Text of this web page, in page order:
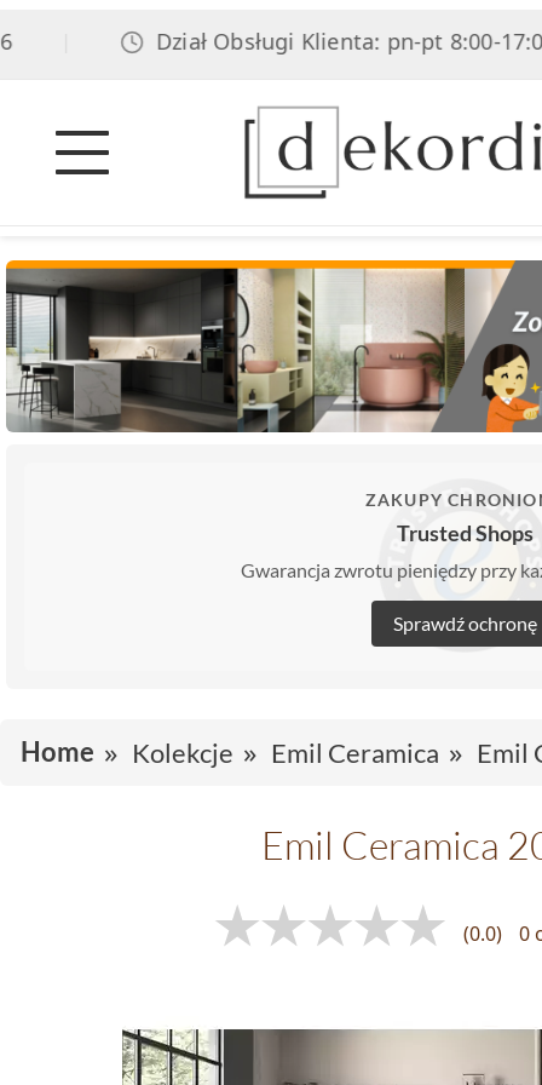
| Dział Obsługi Klienta: pn-pt 8:00-17:00,
ZAKUPY
Trusted Shops
Gwarancja zwrotu pieniędzy przy
Sprawdź ochronę
Home Kolekcje Emil Ceramica Emil
Emil Ceramica
(0.0) 0